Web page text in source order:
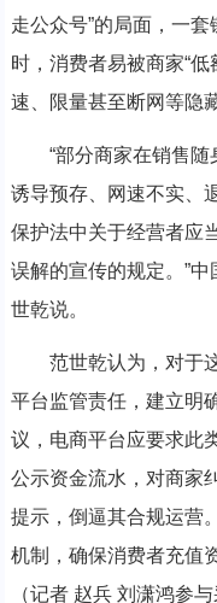
走公众号”的局面，一
时，消费者易被商家“
速、限量甚至断网等隐藏
“部分商家在销售随
诱导预存、网速不实、
保护法中关于经营者应
误解的宣传的规定。”
世乾说。
范世乾认为，对于这
平台监管责任，建立明
议，电商平台应要求此
公示资金流水，对商家
提示，倒逼其合规运营
机制，确保消费者充值
（记者 赵兵 刘潇鸿参与